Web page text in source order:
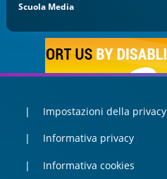
Scuola Media
Impostazioni della privacy
Informativa privacy
Informativa cookies